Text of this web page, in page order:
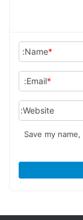
*
Name:
*
Email:
Website:
Save my